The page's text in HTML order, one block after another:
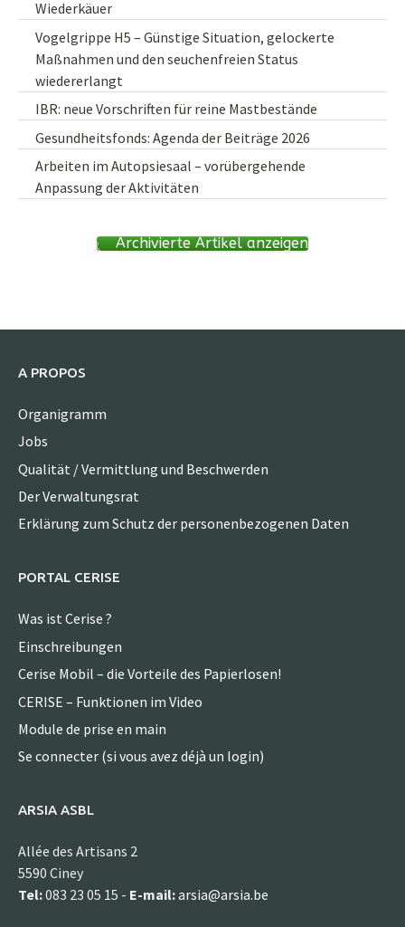
Wiederkäuer
Vogelgrippe H5 – Günstige Situation, gelockerte
Maßnahmen und den seuchenfreien Status
wiedererlangt
IBR: neue Vorschriften für reine Mastbestände
Gesundheitsfonds: Agenda der Beiträge 2026
Arbeiten im Autopsiesaal – vorübergehende
Anpassung der Aktivitäten
Archivierte Artikel anzeigen
A PROPOS
Organigramm
Jobs
Qualität / Vermittlung und Beschwerden
Der Verwaltungsrat
Erklärung zum Schutz der personenbezogenen Daten
PORTAL CERISE
Was ist Cerise ?
Einschreibungen
Cerise Mobil – die Vorteile des Papierlosen!
CERISE – Funktionen im Video
Module de prise en main
Se connecter (si vous avez déjà un login)
ARSIA ASBL
Allée des Artisans 2
5590 Ciney
Tel:083 23 05 15 - E-mail:arsia@arsia.be